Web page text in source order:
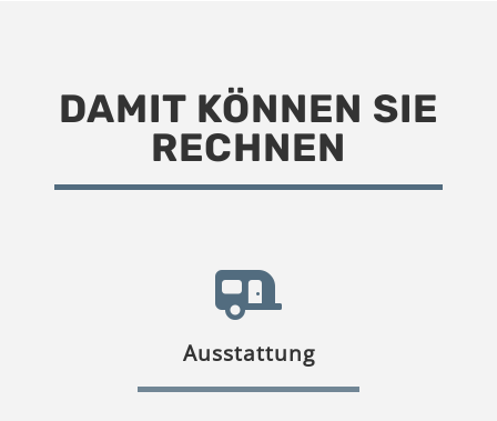
DAMIT KÖNNEN SIE
RECHNEN
Ausstattung